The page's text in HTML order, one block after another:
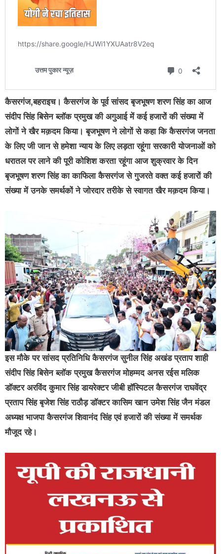
कैसरगंज,बहराइच। कैसरगंज के पूर्व सांसद बृजभूषण शरण सिंह का आज
संदीप सिंह बिसेन ब्लॉक प्रमुख की अगुआई में कई हजारों की संख्या में
लोगों ने खैर मक़दम किया। बृजभूषण ने लोगों से कहा कि कैसरगंज जनता
के लिए जी जान से हमेशा न्याय के लिए लड़ता रहूंगा सरकारी योजनाओं को
धरातल पर लाने की पूरी कोशिश करता रहूंगा आज शुक्रवार के दिन
बृजभूषण शरण सिंह का काफिला कैसरगंज से गुजरते वक्त कई हजारों की
संख्या में उनके समर्थकों ने जोरदार तरीके से स्वागत खैर मक़दम किया।
इस मौके पर सांसद प्रतिनिधि कैसरगंज सुनील सिंह अखंड प्रताप शाही
संदीप सिंह बिसेन ब्लॉक प्रमुख कैसरगंज मोहम्मद अनस रईस मलिक
डॉक्टर अरविंद कुमार सिंह डायरेक्टर जीबी हॉस्पिटल कैसरगंज राघवेंद्र
प्रताप सिंह बृजेश सिंह राठौड़ डॉक्टर कासिम खान उमेश सिंह जैन मंडल
अध्यक्ष भाजपा कैसरगंज शिवानंद सिंह एवं हजारों की संख्या में समर्थक
मौजूद रहे।